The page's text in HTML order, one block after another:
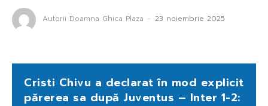
Autorii Doamna Ghica Plaza - 23 noiembrie 2025
Cristi Chivu a declarat în mod explicit
părerea sa după Juventus – Inter 1-2: